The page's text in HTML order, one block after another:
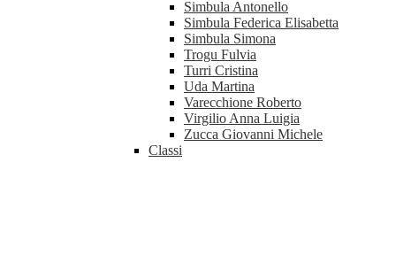
Simbula Antonello
Simbula Federica Elisabetta
Simbula Simona
Trogu Fulvia
Turri Cristina
Uda Martina
Varecchione Roberto
Virgilio Anna Luigia
Zucca Giovanni Michele
Classi